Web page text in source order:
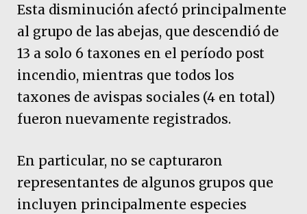
Esta disminución afectó principalmente
al grupo de las abejas, que descendió de
13 a solo 6 taxones en el período post
incendio, mientras que todos los
taxones de avispas sociales (4 en total)
fueron nuevamente registrados.
En particular, no se capturaron
representantes de algunos grupos que
incluyen principalmente especies